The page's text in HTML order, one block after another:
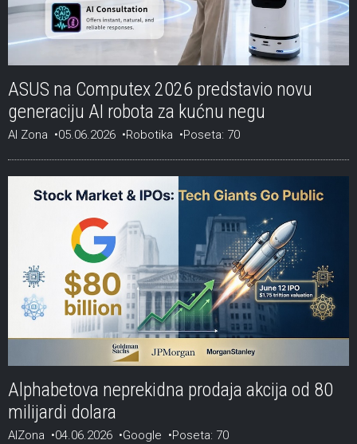
ASUS na Computex 2026 predstavio novu
generaciju AI robota za kućnu negu
AI Zona 05.06.2026 Robotika Poseta: 70
Alphabetova neprekidna prodaja akcija od 80
milijardi dolara
AIZona 04.06.2026 Google Poseta: 70